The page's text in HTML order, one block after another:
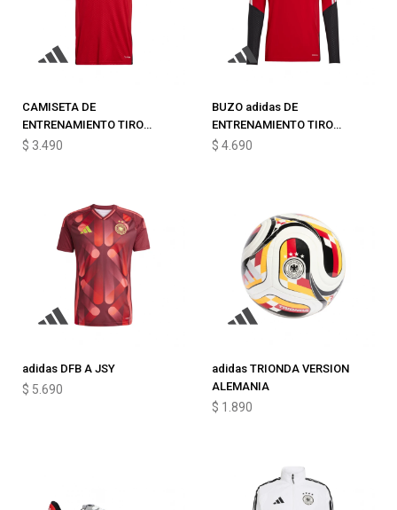
CAMISETA DE
ENTRENAMIENTO TIRO
ALEMANIA 26
$ 3.490
BUZO adidas DE
ENTRENAMIENTO TIRO
TRAINING ALEMANIA 26
$ 4.690
adidas DFB A JSY
$ 5.690
adidas TRIONDA VERSION
ALEMANIA
$ 1.890